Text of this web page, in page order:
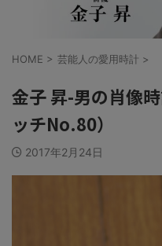
HOME > 芸能人の愛用時計 >
金子 昇-男の肖像
ッチNo.80）
2017年2月24日